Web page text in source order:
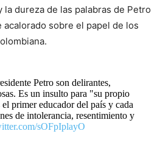
la dureza de las palabras de Petro
acalorado sobre el papel de los
Petro son delirantes,
Es un insulto para "su propio
primer educador del país y cada
de intolerancia, resentimiento y
sOFpIplayO